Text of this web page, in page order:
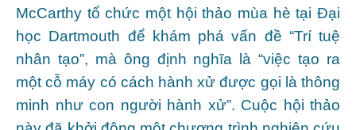
McCarthy tổ chức một hội thảo mùa hè tại Đại
học Dartmouth để khám phá vấn đề “Trí tuệ
nhân tạo”, mà ông định nghĩa là “việc tạo ra
một cỗ máy có cách hành xử được gọi là thông
minh như con người hành xử”. Cuộc hội thảo